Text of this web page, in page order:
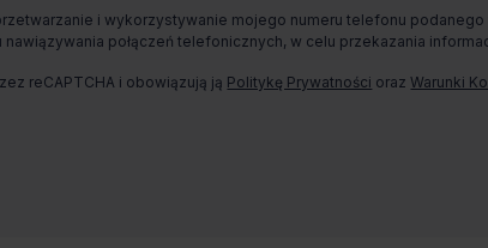
i wykorzystywanie mojego numeru telefonu
połączeń telefonicznych, w celu przekazania
reCAPTCHA i obowiązują ją Politykę Prywatności orazWarunki